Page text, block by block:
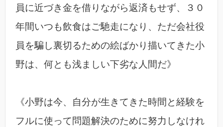
員に近づき金を借りながら返済もせず、３０
年間いつも飲食はご馳走になり、ただ会社役
員を騙し裏切るための絵ばかり描いてきた小
野は、何とも浅ましい下劣な人間だ》
《小野は今、自分が生きてきた時間と経験を
フルに使って問題解決のために努力しなけれ